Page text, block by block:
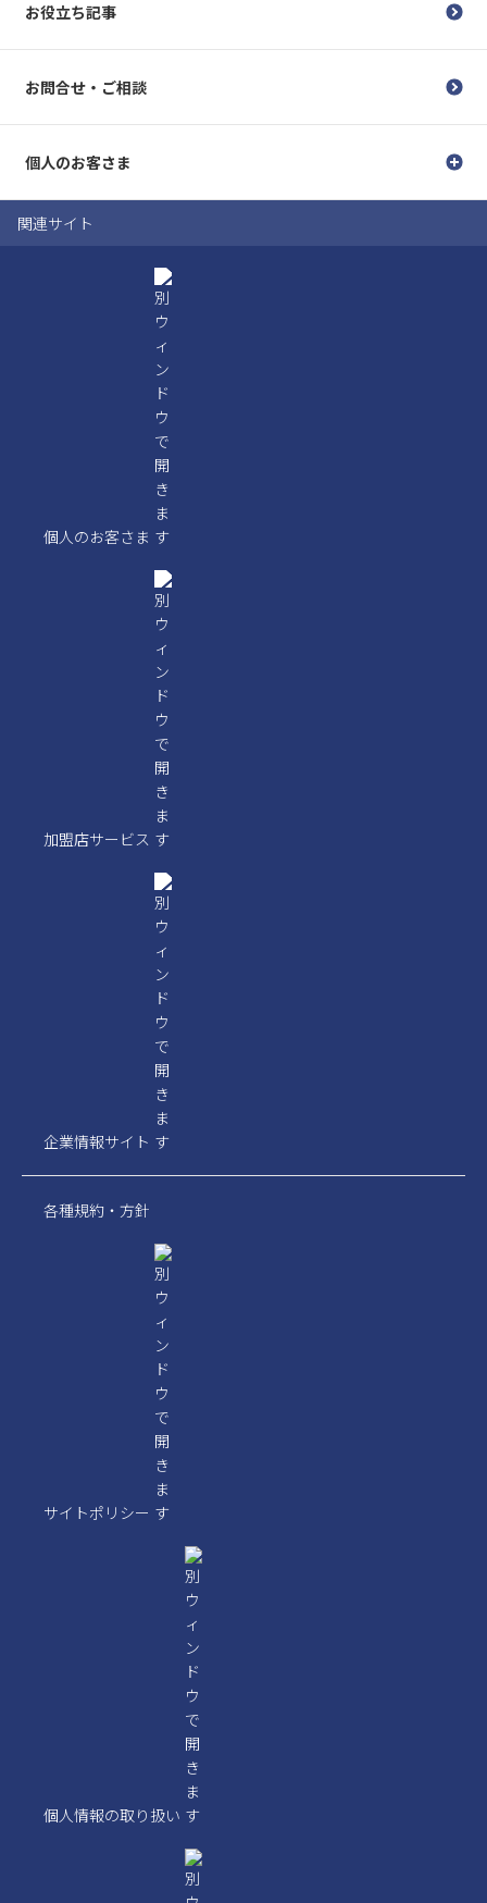
お役立ち記事
お問合せ・ご相談
個人のお客さま
関連サイト
個人のお客さま
加盟店サービス
企業情報サイト
各種規約・方針
サイトポリシー
個人情報の取り扱い